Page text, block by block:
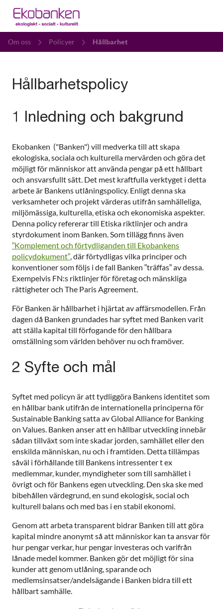
Om oss Policyer Hållbarhet
Hållbarhetspolicy
1 Inledning och bakgrund
Ekobanken ("Banken") vill medverka till att skapa
ekologiska, sociala och kulturella mervärden och göra det
möjligt för människor att använda pengar på ett hållbart
och ansvarsfullt sätt. Det mest kraftfulla verktyget i detta
arbete är Bankens utlåningspolicy. Enligt denna ska
verksamheter och projekt värderas utifrån samhälleliga,
miljömässiga, kulturella, etiska och ekonomiska aspekter.
Denna policy refererar till Etiska riktlinjer och andra
styrdokument inom Banken. Som tillägg finns även
”Komplement och förtydliganden till Ekobankens
policydokument” , där förtydligas vilka principer och
konventioner som följs i de fall Banken ”träffas” av dessa.
Exempelvis FN:s riktlinjer för företag och mänskliga
rättigheter och The Paris Agreement.
För Banken är hållbarhet i hjärtat av affärsmodellen. Från
dagen då Banken grundades har syftet med Banken varit
att ställa kapital till förfogande för den hållbara
omställning som världen behöver nu och framöver.
2 Syfte och mål
Syftet med policyn är att tydliggöra Bankens identitet som
en hållbar bank utifrån de internationella principerna för
Sustainable Banking satta av Global Alliance for Banking
on Values. Banken anser att en hållbar utveckling innebär
sådan tillväxt som inte skadar jorden, samhället eller den
enskilda människan, nu och i framtiden. Detta tillämpas
såväl i förhållande till Bankens intressenter t ex
medlemmar, kunder, myndigheter som till samhället i
övrigt och för Bankens egen utveckling. Den ska ske med
bibehållen värdegrund, en sund ekologisk, social och
kulturell balans och med bas i en stabil ekonomi.
Genom att arbeta transparent bidrar Banken till att göra
kapital mindre anonymt så att människor kan ta ansvar för
hur pengar verkar, hur pengar investeras och varifrån
lånade medel kommer. Banken gör det möjligt för sina
kunder att genom utlåning, sparande och
medlemsinsatser/andelsägande i Banken bidra till ett
hållbart samhälle.